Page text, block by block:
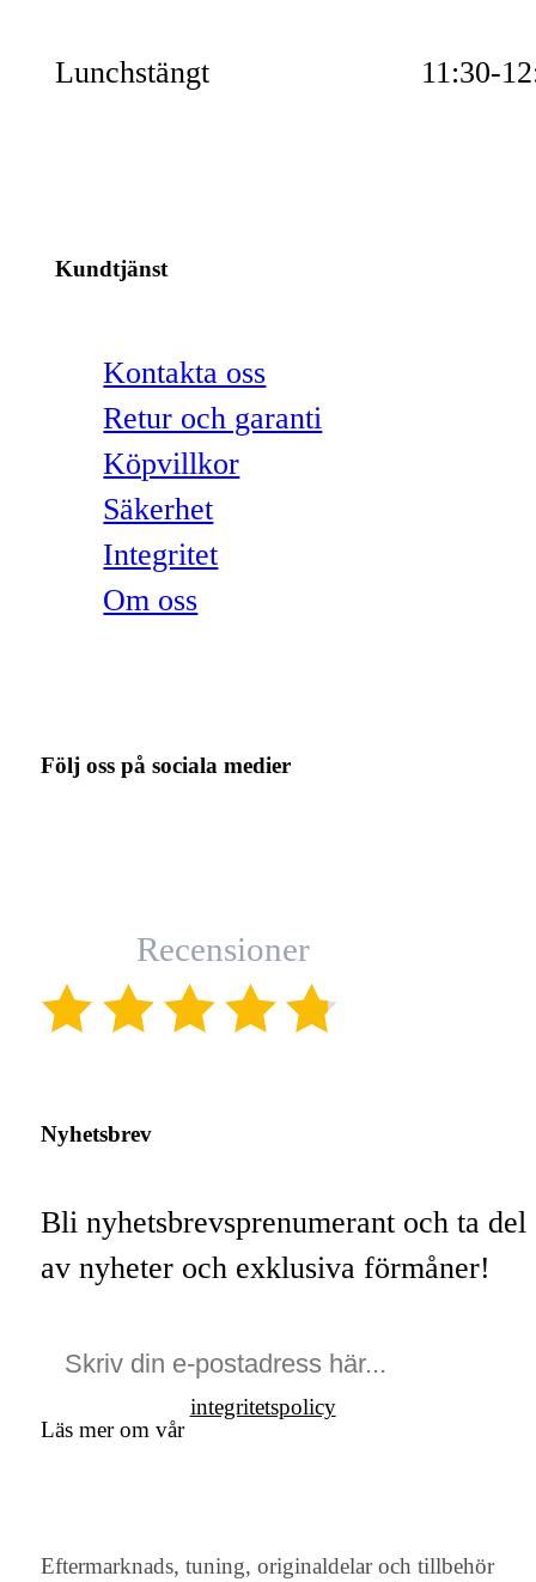
Lunchstängt 11:30-
Kundtjänst
Kontakta oss
Retur och garanti
Köpvillkor
Säkerhet
Integritet
Om oss
Följ oss på sociala medier
Recensioner
Nyhetsbrev
Bli nyhetsbrevsprenumerant och ta del
av nyheter och exklusiva förmåner!
Läs mer om vår
integritetspolicy
Eftermarknads, tuning, originaldelar och tillbehör